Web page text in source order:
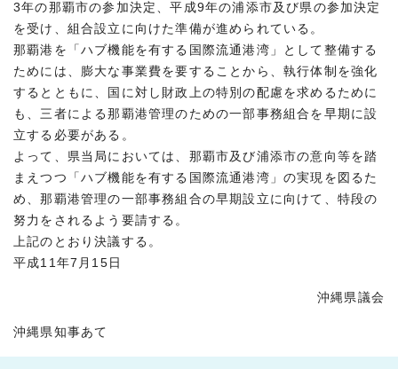
3年の那覇市の参加決定、平成9年の浦添市及び県の参加決定
を受け、組合設立に向けた準備が進められている。
那覇港を「ハブ機能を有する国際流通港湾」として整備する
ためには、膨大な事業費を要することから、執行体制を強化
するとともに、国に対し財政上の特別の配慮を求めるために
も、三者による那覇港管理のための一部事務組合を早期に設
立する必要がある。
よって、県当局においては、那覇市及び浦添市の意向等を踏
まえつつ「ハブ機能を有する国際流通港湾」の実現を図るた
め、那覇港管理の一部事務組合の早期設立に向けて、特段の
努力をされるよう要請する。
上記のとおり決議する。
平成11年7月15日
沖縄県議会
沖縄県知事あて